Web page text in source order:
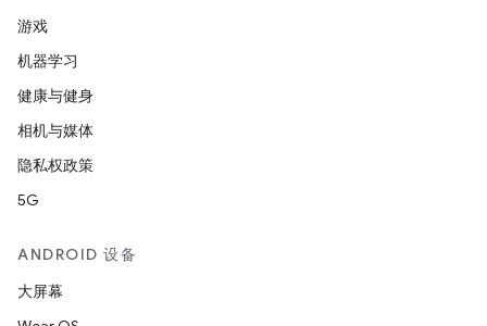
游戏
机器学习
健康与健身
相机与媒体
隐私权政策
5G
ANDROID 设备
大屏幕